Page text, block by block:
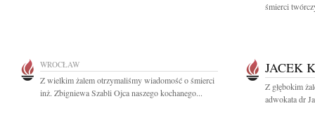
śmierci
WROCŁAW
Z wielkim żalem otrzymaliśmy wiadomość o śmierci
inż. Zbigniewa Szabli Ojca naszego kochanego...
JACEK
Z głębokim
adwokata dr